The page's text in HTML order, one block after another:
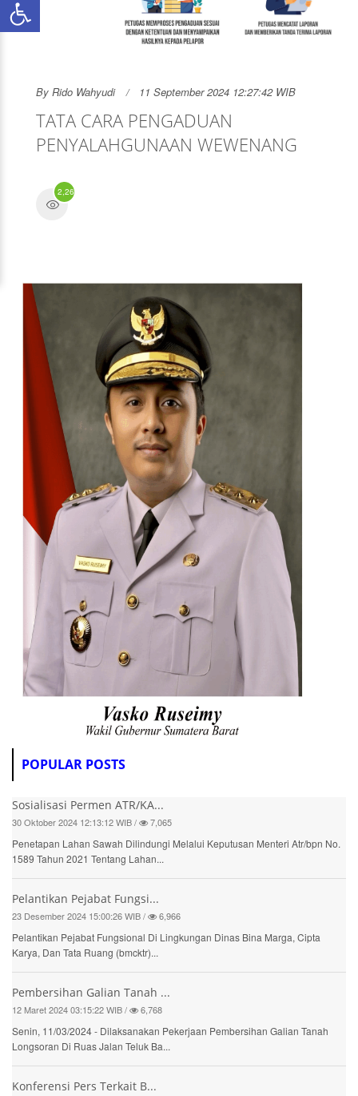
By Rido Wahyudi 11 September 2024 12:27:42 WIB
TATA CARA PENGADUAN
PENYALAHGUNAAN WEWENANG
2,261
POPULAR POSTS
Sosialisasi Permen ATR/KA...
30 Oktober 2024 12:13:12 WIB / 7,065
Penetapan Lahan Sawah Dilindungi Melalui Keputusan Menteri Atr/bpn No.
1589 Tahun 2021 Tentang Lahan...
Pelantikan Pejabat Fungsi...
23 Desember 2024 15:00:26 WIB / 6,966
Pelantikan Pejabat Fungsional Di Lingkungan Dinas Bina Marga, Cipta
Karya, Dan Tata Ruang (bmcktr)...
Pembersihan Galian Tanah ...
12 Maret 2024 03:15:22 WIB / 6,768
Senin, 11/03/2024 - Dilaksanakan Pekerjaan Pembersihan Galian Tanah
Longsoran Di Ruas Jalan Teluk Ba...
Konferensi Pers Terkait B...